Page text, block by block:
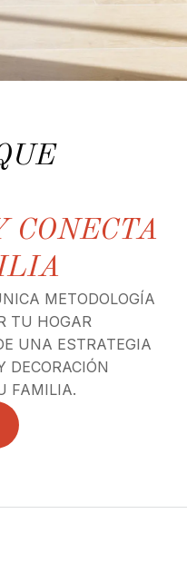
CONECTA
METODOLOGÍA
TU HOGAR
UNA ESTRATEGIA
DECORACIÓN
FAMILIA.